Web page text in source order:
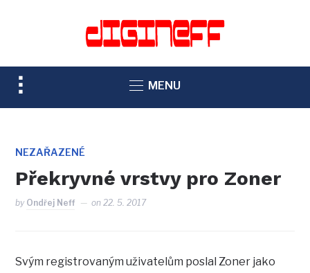
TOGGLE
SIDEBAR
NAVIGATION
MENU
NEZAŘAZENÉ
Překryvné vrstvy pro Zoner
by Ondřej Neff on22. 5. 2017
Svým registrovaným uživatelům poslal Zoner jako